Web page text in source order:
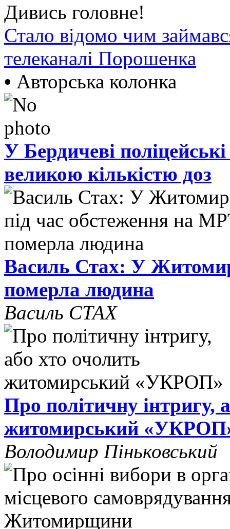
Дивись головне!
Стало відомо чим
телеканалі Порошенка
• Авторська колонка
У Бердичеві
великою кількістю доз
Василь Стах: У
померла людина
Василь СТАХ
Про політичну інтригу,
житомирський
Володимир Піньковський